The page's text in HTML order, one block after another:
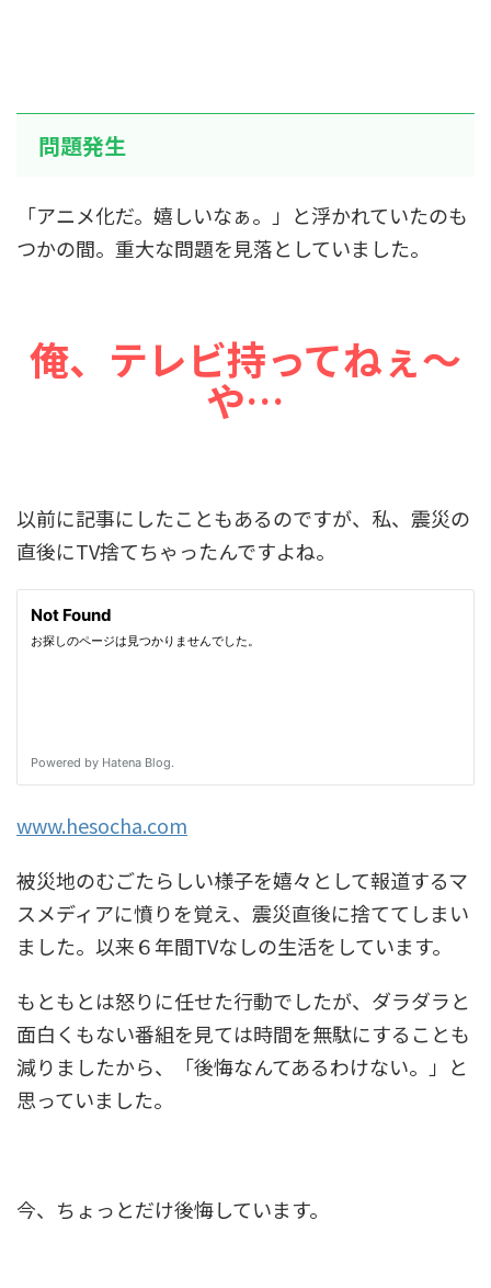
問題発生
「アニメ化だ。嬉しいなぁ。」と浮かれていたのも
つかの間。重大な問題を見落としていました。
俺、テレビ持ってねぇ～
や…
以前に記事にしたこともあるのですが、私、震災の
直後にTV捨てちゃったんですよね。
www.hesocha.com
被災地のむごたらしい様子を嬉々として報道するマ
スメディアに憤りを覚え、震災直後に捨ててしまい
ました。以来６年間TVなしの生活をしています。
もともとは怒りに任せた行動でしたが、ダラダラと
面白くもない番組を見ては時間を無駄にすることも
減りましたから、「後悔なんてあるわけない。」と
思っていました。
今、ちょっとだけ後悔しています。